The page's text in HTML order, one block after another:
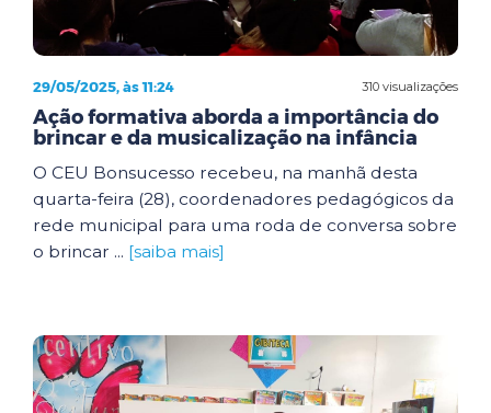
310 visualizações
29/05/2025, às 11:24
Ação formativa aborda a importância do
brincar e da musicalização na infância
O CEU Bonsucesso recebeu, na manhã desta
quarta-feira (28), coordenadores pedagógicos da
rede municipal para uma roda de conversa sobre
o brincar ... [saiba mais]